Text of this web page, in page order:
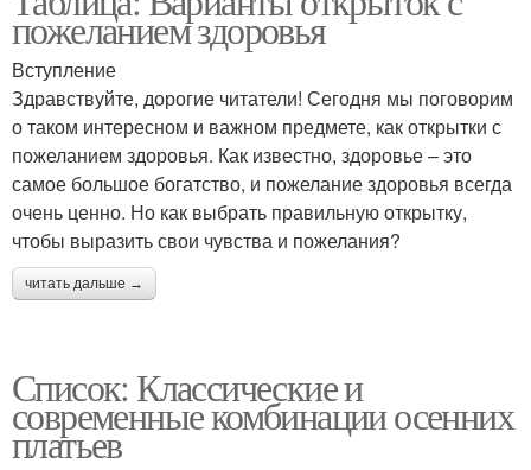
пожеланием здоровья
Вступление
Здравствуйте, дорогие читатели! Сегодня мы поговорим
о таком интересном и важном предмете, как открытки с
пожеланием здоровья. Как известно, здоровье – это
самое большое богатство, и пожелание здоровья всегда
очень ценно. Но как выбрать правильную открытку,
чтобы выразить свои чувства и пожелания?
читать дальше →
Список: Классические и
современные комбинации осенних
платьев